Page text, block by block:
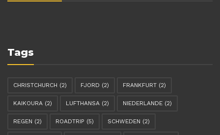
Tags
CHRISTCHURCH (2) FJORD (2) FRANKFURT (2)
KAIKOURA (2) LUFTHANSA (2) NIEDERLANDE (2)
REGEN (2) ROADTRIP (5) SCHWEDEN (2)